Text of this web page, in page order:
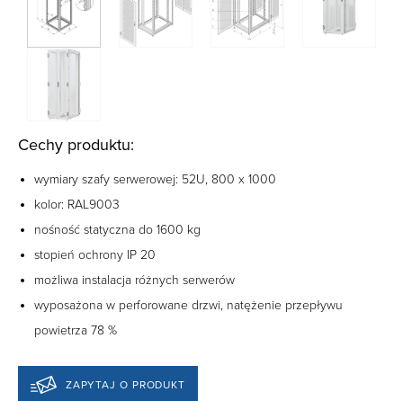
Cechy produktu:
wymiary szafy serwerowej: 52U, 800 x 1000
kolor: RAL9003
nośność statyczna do 1600 kg
stopień ochrony IP 20
możliwa instalacja różnych serwerów
wyposażona w perforowane drzwi, natężenie przepływu
powietrza 78 %
ZAPYTAJ O PRODUKT